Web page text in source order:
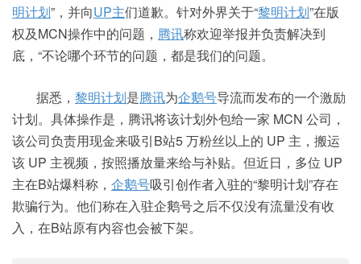
明计划”，并向UP主们道歉。针对外界关于“黎明计划”在版
权及MCN操作中的问题， 腾讯称欢迎举报并负责解决到
底，“不论哪个环节的问题，都是我们的问题。
据悉， 黎明计划是腾讯为企鹅号导流而发布的一个激励
计划。具体操作是，腾讯将该计划外包给一家 MCN 公司，
该公司负责用现金来吸引B站5 万粉丝以上的 UP 主，搬运
该 UP 主视频，按照播放量来给与补贴。但近日，多位 UP
主在B站爆料称， 企鹅号吸引创作者入驻的“黎明计划”存在
欺骗行为。他们称在入驻企鹅号之后不仅没有流量没有收
入，在B站原有内容也会被下架。